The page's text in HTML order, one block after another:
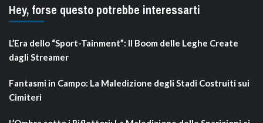
Hey, forse questo potrebbe interessarti
L’Era dello “Sport-Tainment”: Il Boom delle Leghe Create
dagli Streamer
Fantasmi in Campo: La Maledizione degli Stadi Costruiti sui
Cimiteri